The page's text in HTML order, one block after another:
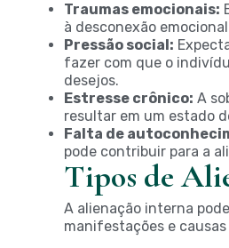
Traumas emocionais:
à desconexão
Pressão social:
fazer com que o
desejos.
Estresse crônico: A
resultar em um estado
Falta de
pode contribuir para a
Tipos de
A alienação interna
manifestações e